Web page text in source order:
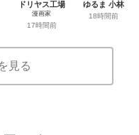
ドリヤス工場
漫画家
17時間前
ゆるま 小林
18時間前
見る